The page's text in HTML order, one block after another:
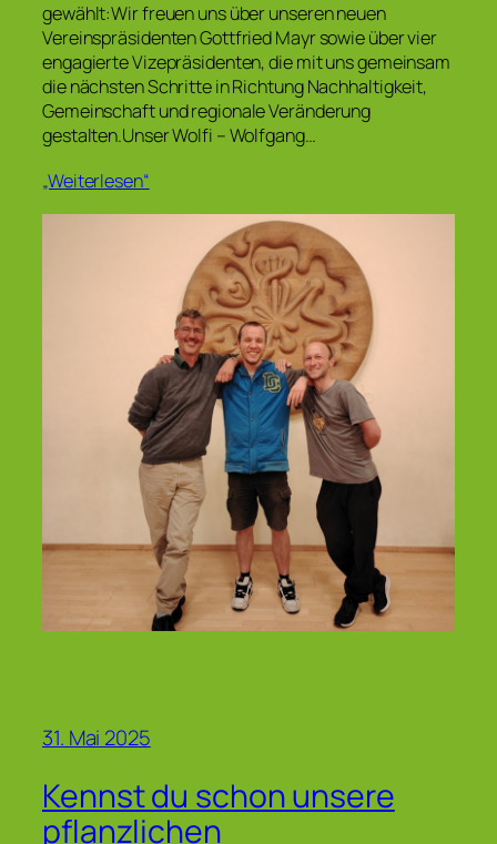
gewählt:Wir freuen uns über unseren neuen
Vereinspräsidenten Gottfried Mayr sowie über vier
engagierte Vizepräsidenten, die mit uns gemeinsam
die nächsten Schritte in Richtung Nachhaltigkeit,
Gemeinschaft und regionale Veränderung
gestalten.Unser Wolfi – Wolfgang…
„Weiterlesen“
31. Mai 2025
Kennst du schon unsere
pflanzlichen